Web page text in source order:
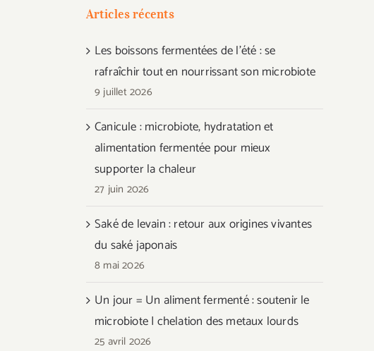
Articles récents
Les boissons fermentées de l’été : se
rafraîchir tout en nourrissant son microbiote
9 juillet 2026
Canicule : microbiote, hydratation et
alimentation fermentée pour mieux
supporter la chaleur
27 juin 2026
Saké de levain : retour aux origines vivantes
du saké japonais
8 mai 2026
Un jour = Un aliment fermenté : soutenir le
microbiote | chelation des metaux lourds
25 avril 2026